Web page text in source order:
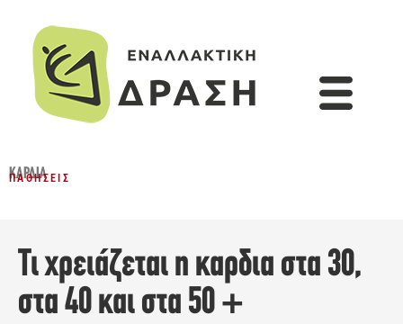
ΚΑΡΔΙΆ
ΠΑΘΉΣΕΙΣ
Τι χρειάζεται η καρδια στα 30,
στα 40 και στα 50 +